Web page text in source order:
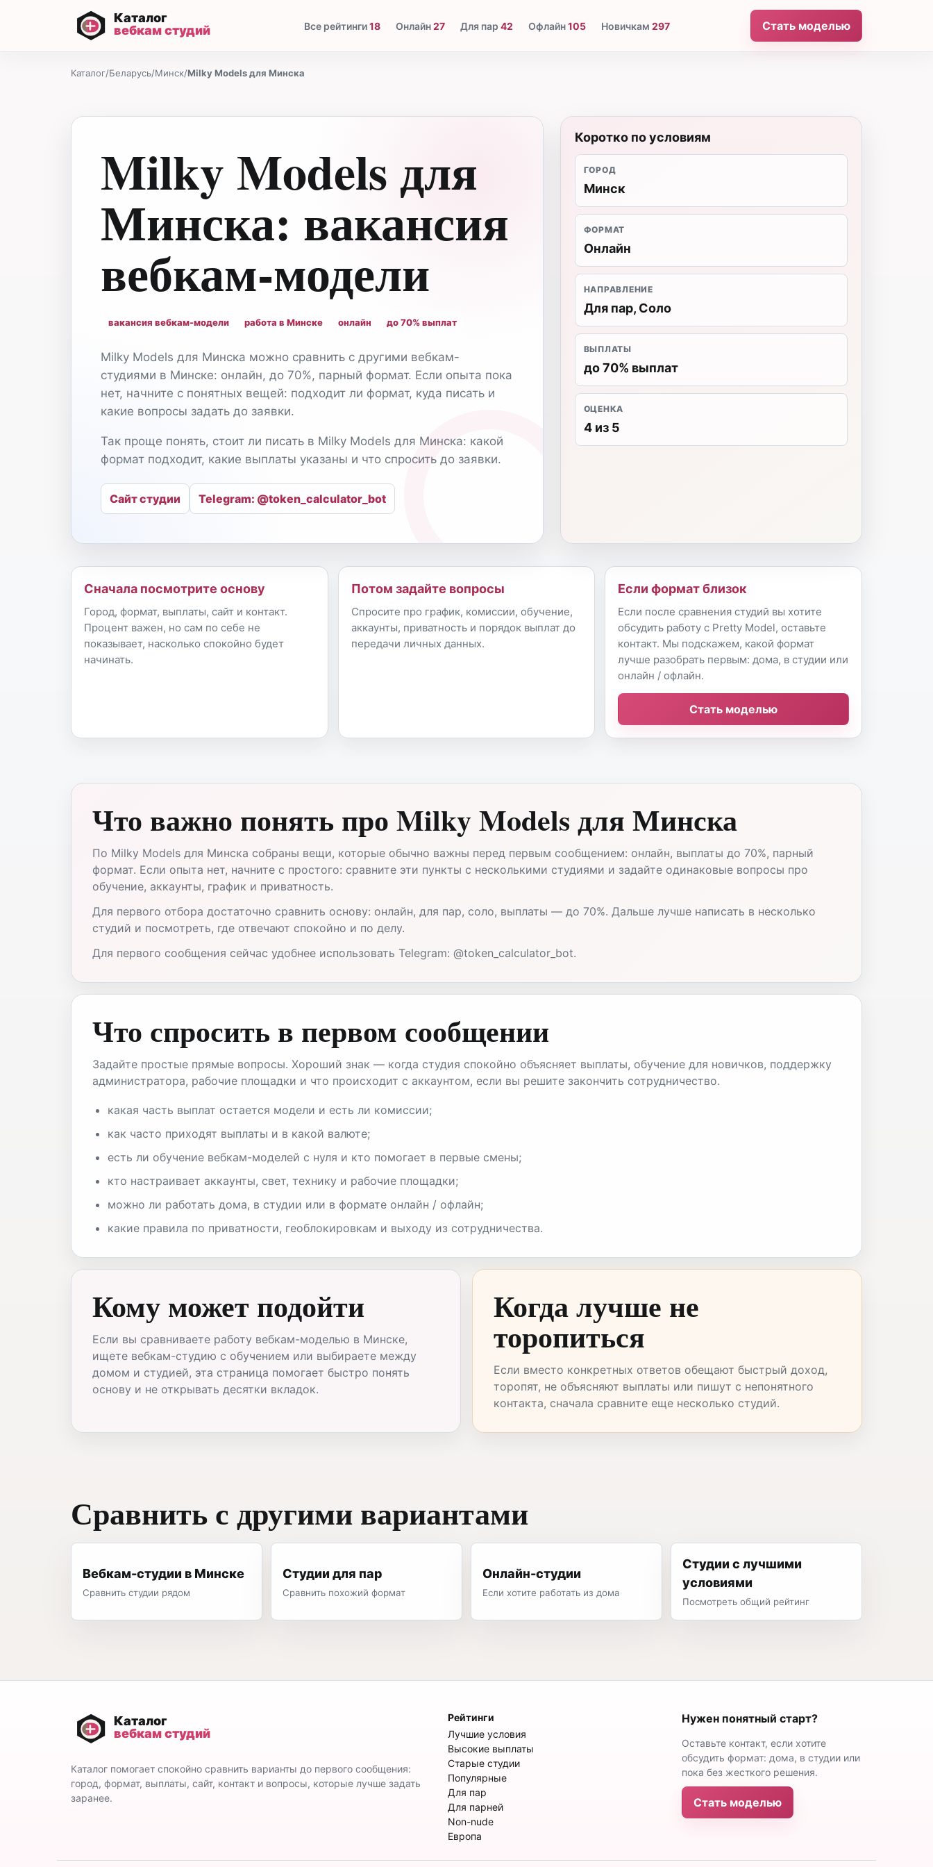
Все рейтинги18 Онлайн27 Для пар 42 Офлайн105 Новичкам 297 Стать моделью
Каталог/Беларусь/Минск/Milky Models для Минска
Milky Models для
Минска: вакансия
вебкам-модели
вакансия вебкам-модели работа в Минске онлайн до 70% выплат
Milky Models для Минска можно сравнить с другими вебкам-
студиями в Минске: онлайн, до 70%, парный формат. Если опыта пока
нет, начните с понятных вещей: подходит ли формат, куда писать и
какие вопросы задать до заявки.
Так проще понять, стоит ли писать в Milky Models для Минска: какой
формат подходит, какие выплаты указаны и что спросить до заявки.
Сайт студии Telegram: @token_calculator_bot
Коротко по условиям
ГОРОД
Минск
ФОРМАТ
Онлайн
НАПРАВЛЕНИЕ
Для пар, Соло
ВЫПЛАТЫ
до 70% выплат
ОЦЕНКА
4 из 5
Сначала посмотрите основу
Город, формат, выплаты, сайт и контакт.
Процент важен, но сам по себе не
показывает, насколько спокойно будет
начинать.
Потом задайте вопросы
Спросите про график, комиссии, обучение,
аккаунты, приватность и порядок выплат до
передачи личных данных.
Если формат близок
Если после сравнения студий вы хотите
обсудить работу с Pretty Model, оставьте
контакт. Мы подскажем, какой формат
лучше разобрать первым: дома, в студии или
онлайн / офлайн.
Стать моделью
Что важно понять про Milky Models для Минска
По Milky Models для Минска собраны вещи, которые обычно важны перед первым сообщением: онлайн, выплаты до 70%, парный
формат. Если опыта нет, начните с простого: сравните эти пункты с несколькими студиями и задайте одинаковые вопросы про
обучение, аккаунты, график и приватность.
Для первого отбора достаточно сравнить основу: онлайн, для пар, соло, выплаты — до 70%. Дальше лучше написать в несколько
студий и посмотреть, где отвечают спокойно и по делу.
Для первого сообщения сейчас удобнее использовать Telegram: @token_calculator_bot.
Что спросить в первом сообщении
Задайте простые прямые вопросы. Хороший знак — когда студия спокойно объясняет выплаты, обучение для новичков, поддержку
администратора, рабочие площадки и что происходит с аккаунтом, если вы решите закончить сотрудничество.
какая часть выплат остается модели и есть ли комиссии;
как часто приходят выплаты и в какой валюте;
есть ли обучение вебкам-моделей с нуля и кто помогает в первые смены;
кто настраивает аккаунты, свет, технику и рабочие площадки;
можно ли работать дома, в студии или в формате онлайн / офлайн;
какие правила по приватности, геоблокировкам и выходу из сотрудничества.
Кому может подойти
Если вы сравниваете работу вебкам-моделью в Минске,
ищете вебкам-студию с обучением или выбираете между
домом и студией, эта страница помогает быстро понять
основу и не открывать десятки вкладок.
Когда лучше не
торопиться
Если вместо конкретных ответов обещают быстрый доход,
торопят, не объясняют выплаты или пишут с непонятного
контакта, сначала сравните еще несколько студий.
Сравнить с другими вариантами
Вебкам-студии в Минске
Сравнить студии рядом
Студии для пар
Сравнить похожий формат
Онлайн-студии
Если хотите работать из дома
Студии с лучшими
условиями
Посмотреть общий рейтинг
Каталог помогает спокойно сравнить варианты до первого сообщения:
город, формат, выплаты, сайт, контакт и вопросы, которые лучше задать
заранее.
Рейтинги
Лучшие условия
Высокие выплаты
Старые студии
Популярные
Для пар
Для парней
Non-nude
Европа
Нужен понятный старт?
Оставьте контакт, если хотите
обсудить формат: дома, в студии или
пока без жесткого решения.
Стать моделью